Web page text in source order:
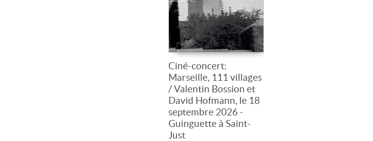
Ciné-concert:
Marseille, 111 villages
/ Valentin Bossion et
David Hofmann, le 18
septembre 2026 -
Guinguette à Saint-
Just